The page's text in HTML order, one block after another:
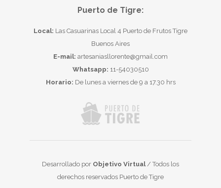
Puerto de Tigre:
Local: Las Casuarinas Local 4 Puerto de Frutos Tigre
Buenos Aires
E-mail: artesaniasllorente@gmail.com
Whatsapp: 11-54030510
Horario: De lunes a viernes de 9 a 17.30 hrs
Desarrollado por Objetivo Virtual/ Todos los
derechos reservados Puerto de Tigre